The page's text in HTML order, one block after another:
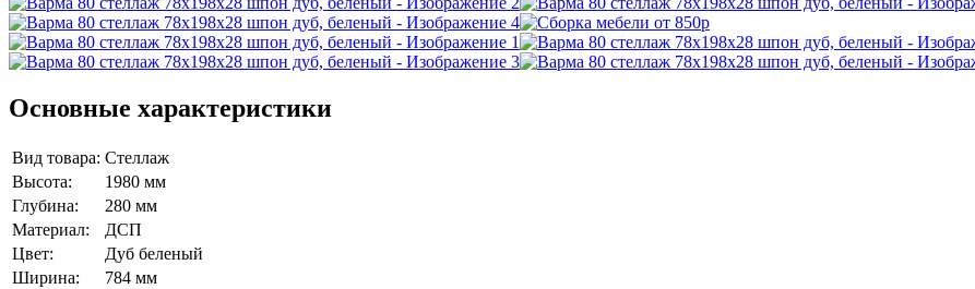
Основные характеристики
Вид товара: Стеллаж
Высота:
1980 мм
Глубина:
280 мм
Материал:
ДСП
Цвет:
Дуб беленый
Ширина:
784 мм